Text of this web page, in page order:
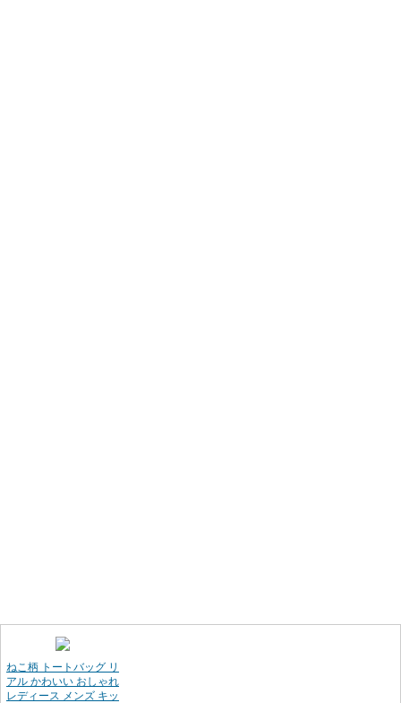
ねこ柄 トートバッグ リ
アル かわいい おしゃれ
レディース メンズ キッ